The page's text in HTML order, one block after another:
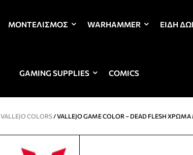
ΜΟΝΤΕΛΙΣΜΌΣ WARHAMMER ΕΊΔΗ
GAMING SUPPLIES COMICS
VALLEJO COLORS/ VALLEJO GAME COLOR – DEAD FLESH